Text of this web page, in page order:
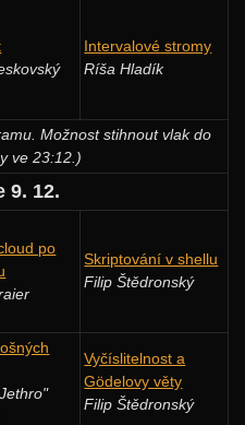
Intervalové stromy
Ríša Hladík
Možnost stihnout vlak do
ve 23:12.)
9. 12.
po
Skriptování v shellu
Filip Štědronský
Vyčíslitelnost a
Gödelovy věty
Filip Štědronský